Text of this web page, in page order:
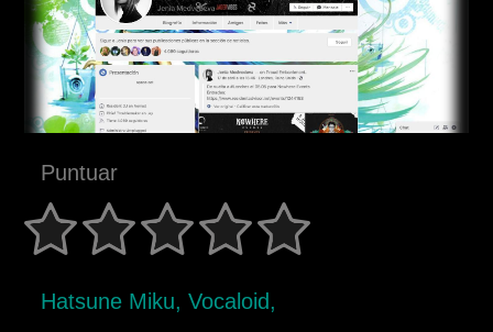
Puntuar
Hatsune Miku, Vocaloid,